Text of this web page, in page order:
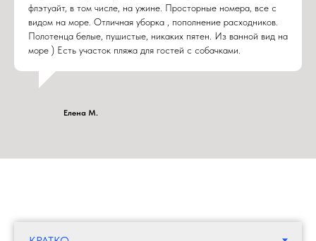
флэтуайт, в том числе, на ужине. Просторные номера, все с
видом на море. Отличная уборка , пополнение расходников.
Полотенца белые, пушистые, никаких пятен. Из ванной вид на
море ) Есть участок пляжа для гостей с собачками.
Елена М.